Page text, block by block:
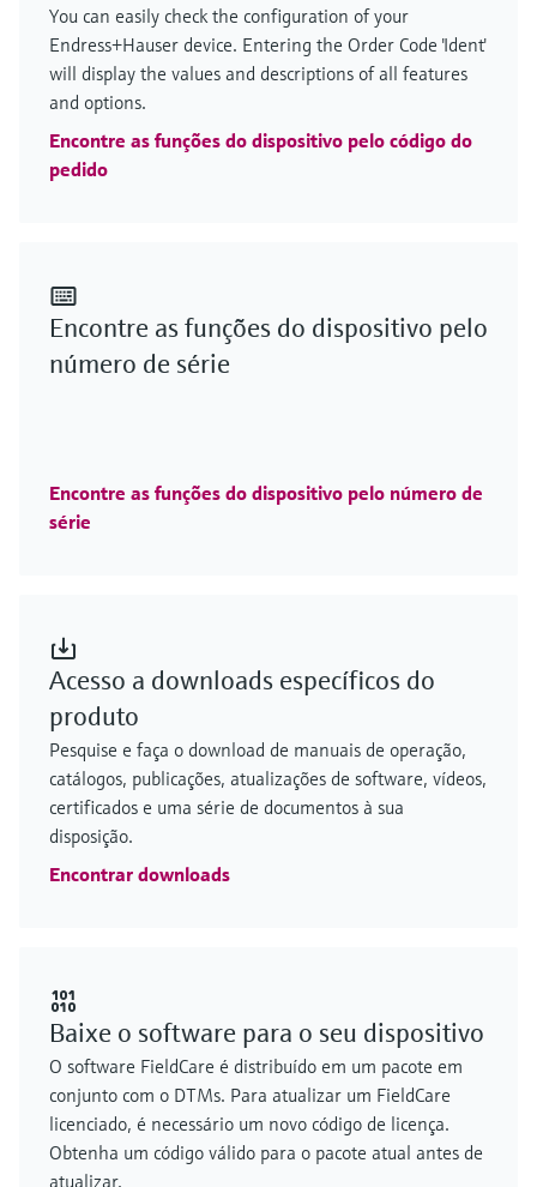
You can easily check the configuration of your
Endress+Hauser device. Entering the Order Code 'Ident'
will display the values and descriptions of all features
and options.
Encontre as funções do dispositivo pelo código do
pedido
Encontre as funções do dispositivo pelo
número de série
Encontre as funções do dispositivo pelo número de
série
Acesso a downloads específicos do
produto
Pesquise e faça o download de manuais de operação,
catálogos, publicações, atualizações de software, vídeos,
certificados e uma série de documentos à sua
disposição.
Encontrar downloads
Baixe o software para o seu dispositivo
O software FieldCare é distribuído em um pacote em
conjunto com o DTMs. Para atualizar um FieldCare
licenciado, é necessário um novo código de licença.
Obtenha um código válido para o pacote atual antes de
atualizar.